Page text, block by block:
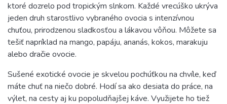
ktoré dozrelo pod tropickým slnkom. Každé vrecúško ukrýva
jeden druh starostlivo vybraného ovocia s intenzívnou
chuťou, prirodzenou sladkosťou a lákavou vôňou. Môžete sa
tešiť napríklad na mango, papáju, ananás, kokos, marakuju
alebo dračie ovocie.
Sušené exotické ovocie je skvelou pochúťkou na chvíle, keď
máte chuť na niečo dobré. Hodí sa ako desiata do práce, na
výlet, na cesty aj ku popoludňajšej káve. Využijete ho tiež